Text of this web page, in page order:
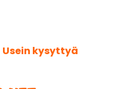
Usein kysyttyä